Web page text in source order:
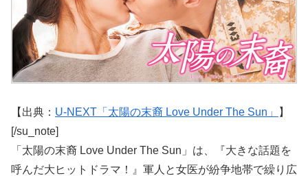
【出典： U-NEXT「太陽の末裔 Love Under The Sun」
】
[/su_note]
「太陽の末裔 Love Under The Sun」は、『大きな話題を
呼んだ大ヒットドラマ！』軍人と女医が紛争地帯で繰り広